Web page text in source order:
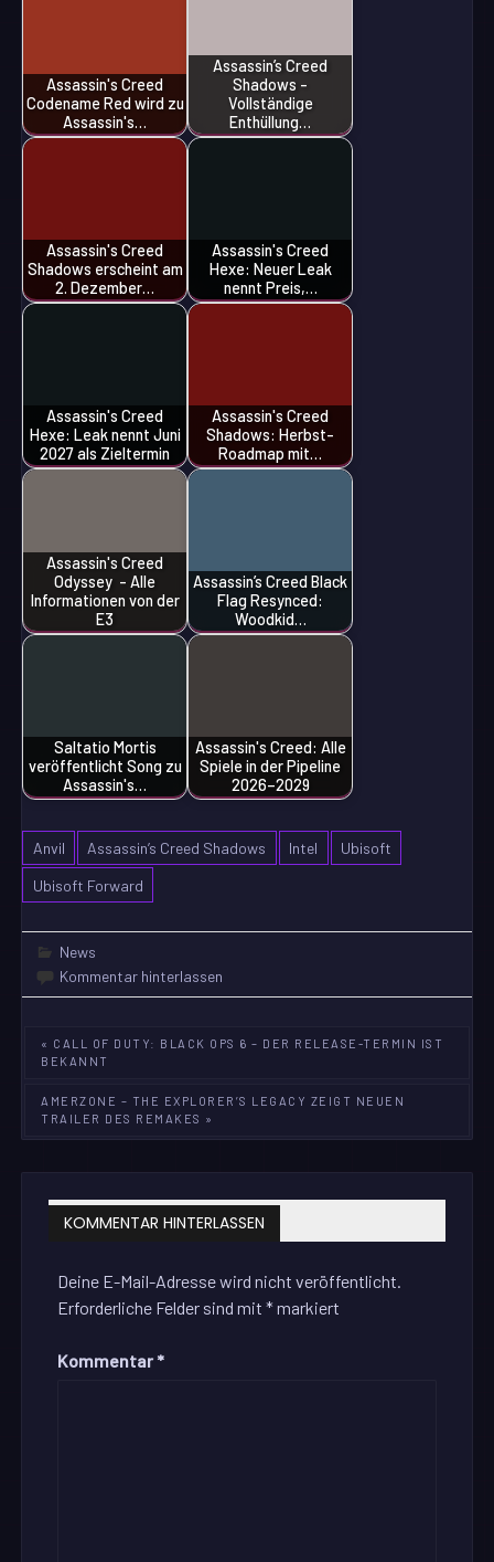
Assassin's Creed
Codename Red wird zu
Assassin's…
Assassin’s Creed
Shadows -
Vollständige
Enthüllung…
Assassin's Creed
Shadows erscheint am
2. Dezember…
Assassin's Creed
Hexe: Neuer Leak
nennt Preis,…
Assassin's Creed
Hexe: Leak nennt Juni
2027 als Zieltermin
Assassin's Creed
Shadows: Herbst-
Roadmap mit…
Assassin's Creed
Odyssey - Alle
Informationen von der
E3
Assassin’s Creed Black
Flag Resynced:
Woodkid…
Saltatio Mortis
veröffentlicht Song zu
Assassin's…
Assassin's Creed: Alle
Spiele in der Pipeline
2026–2029
Anvil Assassin’s Creed Shadows Intel
Ubisoft
Ubisoft Forward
News
Kommentar hinterlassen
Beitragsnavigation
« CALL OF DUTY: BLACK OPS 6 – DER RELEASE-TERMIN IST
BEKANNT
AMERZONE – THE EXPLORER’S LEGACY ZEIGT NEUEN
TRAILER DES REMAKES »
KOMMENTAR HINTERLASSEN
Deine E-Mail-Adresse wird nicht veröffentlicht.
Erforderliche Felder sind mit*markiert
Kommentar *